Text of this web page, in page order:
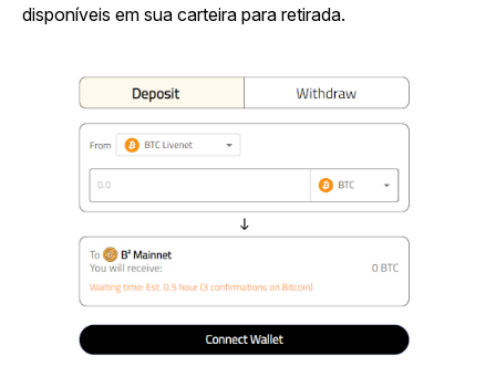
disponíveis em sua carteira para retirada.